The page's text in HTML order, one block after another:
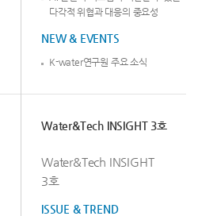
다각적 위협과 대응의 중요성
NEW & EVENTS
K-water연구원 주요 소식
Water&Tech INSIGHT 3호
Water&Tech INSIGHT
3호
ISSUE & TREND